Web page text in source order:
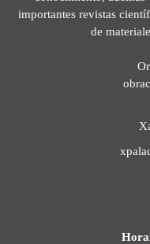
importantes revistas
de